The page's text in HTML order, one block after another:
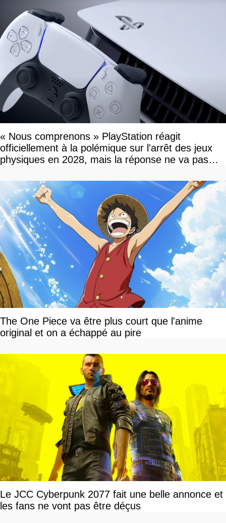
« Nous comprenons » PlayStation réagit
officiellement à la polémique sur l'arrêt des jeux
physiques en 2028, mais la réponse ne va pas
The One Piece va être plus court que l'anime
original et on a échappé au pire
Le JCC Cyberpunk 2077 fait une belle annonce et
les fans ne vont pas être déçus